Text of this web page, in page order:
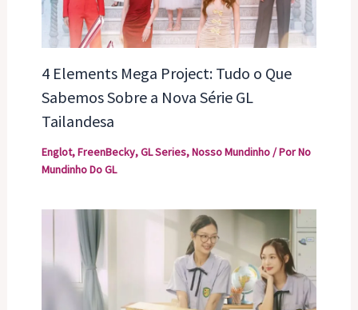
4 Elements Mega Project: Tudo o Que
Sabemos Sobre a Nova Série GL
Tailandesa
Englot,FreenBecky,GL Series,Nosso Mundinho/ PorNo
Mundinho Do GL